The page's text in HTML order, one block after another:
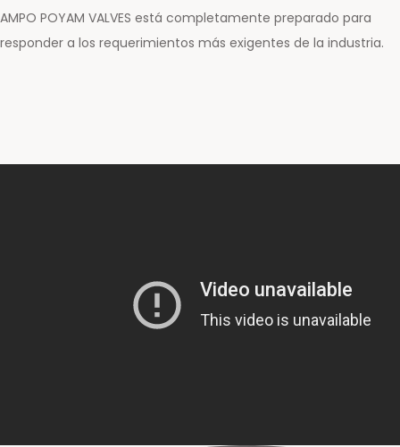
AMPO POYAM VALVES está completamente preparado para
responder a los requerimientos más exigentes de la industria.